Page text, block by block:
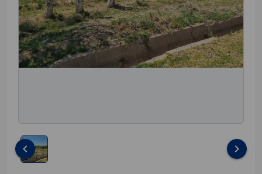
keyboard_arrow_left keyboard_arrow_right